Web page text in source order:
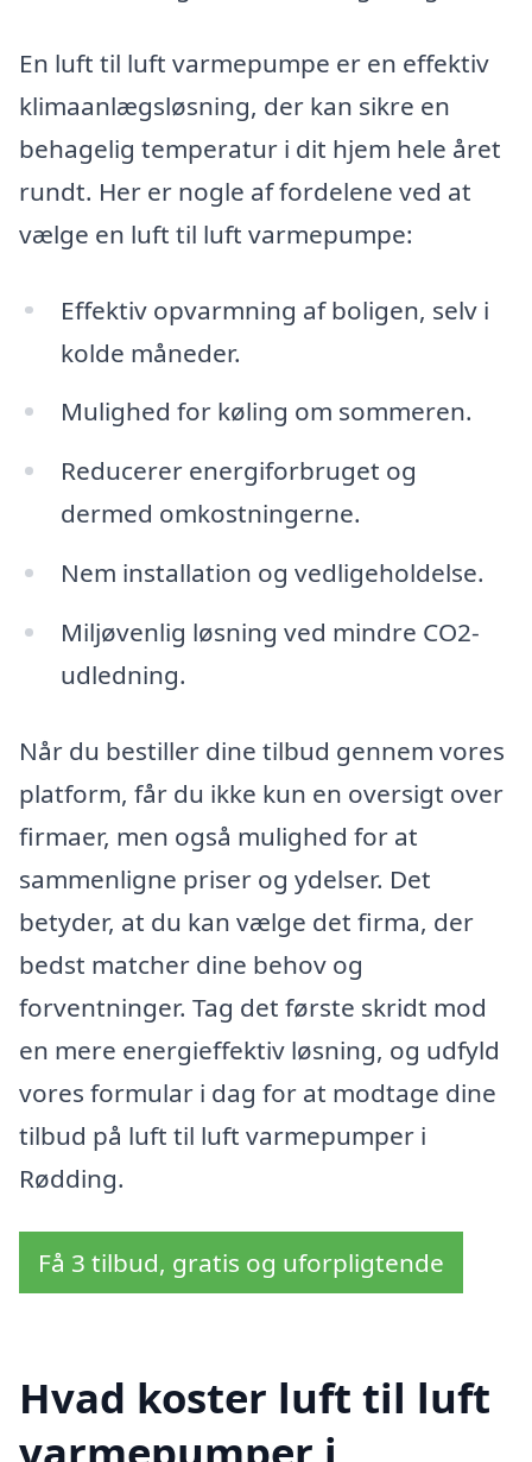
En luft til luft varmepumpe er en effektiv
klimaanlægsløsning, der kan sikre en
behagelig temperatur i dit hjem hele året
rundt. Her er nogle af fordelene ved at
vælge en luft til luft varmepumpe:
Effektiv opvarmning af boligen, selv i
kolde måneder.
Mulighed for køling om sommeren.
Reducerer energiforbruget og
dermed omkostningerne.
Nem installation og vedligeholdelse.
Miljøvenlig løsning ved mindre CO2-
udledning.
Når du bestiller dine tilbud gennem vores
platform, får du ikke kun en oversigt over
firmaer, men også mulighed for at
sammenligne priser og ydelser. Det
betyder, at du kan vælge det firma, der
bedst matcher dine behov og
forventninger. Tag det første skridt mod
en mere energieffektiv løsning, og udfyld
vores formular i dag for at modtage dine
tilbud på luft til luft varmepumper i
Rødding.
Få 3 tilbud, gratis og uforpligtende
Hvad koster luft til luft